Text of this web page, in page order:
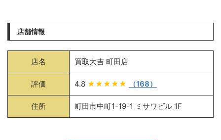
店舗情報
店名 買取大吉 町田店
評価 4.8 ★★★★★ （168）
住所 町田市中町1-19-1 ミサワビル 1F